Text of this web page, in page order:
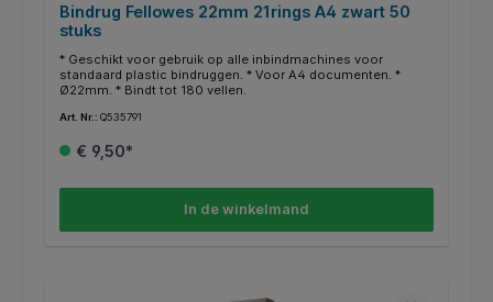
Bindrug Fellowes 22mm 21rings A4 zwart 50
stuks
* Geschikt voor gebruik op alle inbindmachines voor
standaard plastic bindruggen. * Voor A4 documenten. *
Ø22mm. * Bindt tot 180 vellen.
Art. Nr.: Q535791
€ 9,50*
In de winkelmand